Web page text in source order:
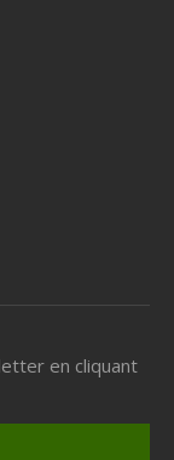
en cliquant